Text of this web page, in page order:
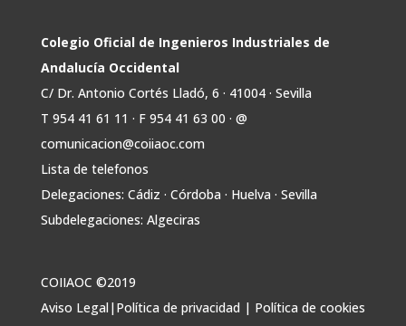
2030 para infraestructuras que permitan la
conexión de vivienda, industria y transporte
electrificado.
Estas medidas se encuentran en la dirección
Avata
COIIAOC @industrialesand · 29 Jul
🤝🏾 @industrialesand desempeña un
🛡️ Actuamos como garantes del interés
general, aportando conocimiento técnico y
Colegio Oficial de Ingenieros Industriales de
Andalucía Occidental
C/ Dr. Antonio Cortés Lladó, 6 · 41004 · Sevilla
T 954 41 61 11 · F 954 41 63 00 · @
comunicacion@coiiaoc.com
Lista de telefonos
Delegaciones: Cádiz · Córdoba · Huelva · Sevilla
Subdelegaciones: Algeciras
COIIAOC ©2019
Aviso Legal | Política de privacidad | Política de cookies